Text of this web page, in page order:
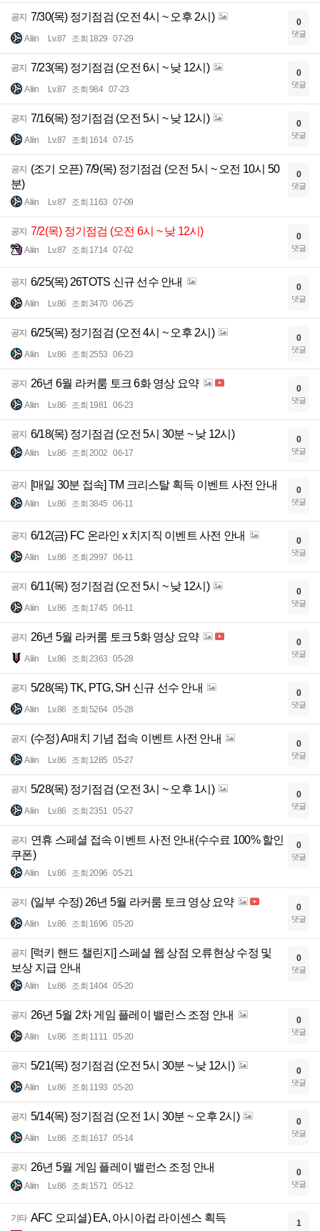
공지 7/30(목) 정기점검 (오전 4시 ~ 오후 2시)
Aliin Lv.87 조회 1829 07-29
0
댓글
공지 7/23(목) 정기점검 (오전 6시 ~ 낮 12시)
Aliin Lv.87 조회 984 07-23
0
댓글
공지 7/16(목) 정기점검 (오전 5시 ~ 낮 12시)
Aliin Lv.87 조회 1614 07-15
0
댓글
공지
(조기 오픈) 7/9(목) 정기점검 (오전 5시 ~ 오전 10시 50
분)
Aliin Lv.87 조회 1163 07-09
0
댓글
공지 7/2(목) 정기점검 (오전 6시 ~ 낮 12시)
Aliin Lv.87 조회 1714 07-02
0
댓글
공지 6/25(목) 26TOTS 신규 선수 안내
Aliin Lv.86 조회 3470 06-25
0
댓글
공지 6/25(목) 정기점검 (오전 4시 ~ 오후 2시)
Aliin Lv.86 조회 2553 06-23
0
댓글
공지 26년 6월 라커룸 토크 6화 영상 요약
Aliin Lv.86 조회 1981 06-23
0
댓글
공지 6/18(목) 정기점검 (오전 5시 30분 ~ 낮 12시)
Aliin Lv.86 조회 2002 06-17
0
댓글
공지 [매일 30분 접속] TM 크리스탈 획득 이벤트 사전 안내
Aliin Lv.86 조회 3845 06-11
0
댓글
공지 6/12(금) FC 온라인 x 치지직 이벤트 사전 안내
Aliin Lv.86 조회 2997 06-11
0
댓글
공지 6/11(목) 정기점검 (오전 5시 ~ 낮 12시)
Aliin Lv.86 조회 1745 06-11
0
댓글
공지 26년 5월 라커룸 토크 5화 영상 요약
Aliin Lv.86 조회 2363 05-28
0
댓글
공지 5/28(목) TK, PTG, SH 신규 선수 안내
Aliin Lv.86 조회 5264 05-28
0
댓글
공지 (수정) A매치 기념 접속 이벤트 사전 안내
Aliin Lv.86 조회 1285 05-27
0
댓글
공지 5/28(목) 정기점검 (오전 3시 ~ 오후 1시)
Aliin Lv.86 조회 2351 05-27
0
댓글
공지
연휴 스페셜 접속 이벤트 사전 안내(수수료 100% 할인
쿠폰)
Aliin Lv.86 조회 2096 05-21
0
댓글
공지 (일부 수정) 26년 5월 라커룸 토크 영상 요약
Aliin Lv.86 조회 1696 05-20
0
댓글
공지
[럭키 핸드 챌린지] 스페셜 웹 상점 오류현상 수정 및
보상 지급 안내
Aliin Lv.86 조회 1404 05-20
0
댓글
공지 26년 5월 2차 게임 플레이 밸런스 조정 안내
Aliin Lv.86 조회 1111 05-20
0
댓글
공지 5/21(목) 정기점검 (오전 5시 30분 ~ 낮 12시)
Aliin Lv.86 조회 1193 05-20
0
댓글
공지 5/14(목) 정기점검 (오전 1시 30분 ~ 오후 2시)
Aliin Lv.86 조회 1617 05-14
0
댓글
공지 26년 5월 게임 플레이 밸런스 조정 안내
Aliin Lv.86 조회 1571 05-12
0
댓글
기타 AFC 오피셜) EA, 아시아컵 라이센스 획득 1